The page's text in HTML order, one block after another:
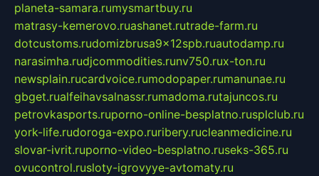
planeta-samara.rumysmartbuy.ru
matrasy-kemerovo.ruashanet.rutrade-farm.ru
dotcustoms.rudomizbrusa9x12spb.ruautodamp.ru
narasimha.rudjcommodities.runv750.rux-ton.ru
newsplain.rucardvoice.rumodopaper.rumanunae.ru
gbget.rualfeihavsalnassr.rumadoma.rutajuncos.ru
petrovkasports.ruporno-online-besplatno.rusplclub.ru
york-life.rudoroga-expo.ruribery.rucleanmedicine.ru
slovar-ivrit.ruporno-video-besplatno.ruseks-365.ru
ovucontrol.rusloty-igrovyye-avtomaty.ru